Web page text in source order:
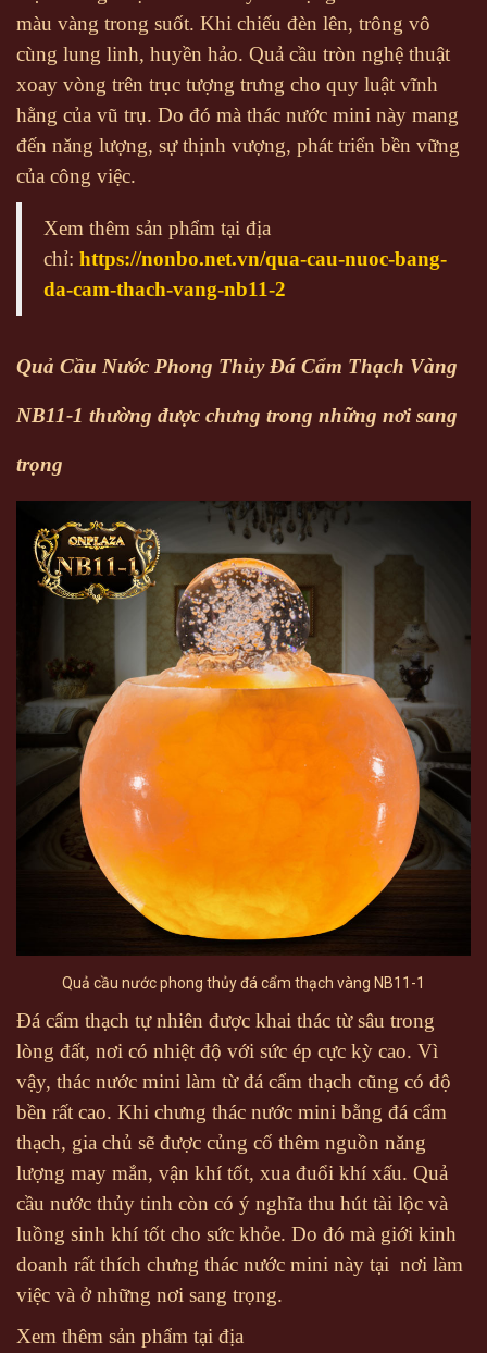
màu vàng trong suốt. Khi chiếu đèn lên, trông vô
cùng lung linh, huyền hảo. Quả cầu tròn nghệ thuật
xoay vòng trên trục tượng trưng cho quy luật vĩnh
hằng của vũ trụ. Do đó mà thác nước mini này mang
đến năng lượng, sự thịnh vượng, phát triển bền vững
của công việc.
Xem thêm sản phẩm tại địa
chỉ: https://nonbo.net.vn/qua-cau-nuoc-bang-
da-cam-thach-vang-nb11-2
Quả Cầu Nước Phong Thủy Đá Cẩm Thạch Vàng
NB11-1 thường được chưng trong những nơi sang
trọng
Quả cầu nước phong thủy đá cẩm thạch vàng NB11-1
Đá cẩm thạch tự nhiên được khai thác từ sâu trong
lòng đất, nơi có nhiệt độ với sức ép cực kỳ cao. Vì
vậy, thác nước mini làm từ đá cẩm thạch cũng có độ
bền rất cao. Khi chưng thác nước mini bằng đá cẩm
thạch, gia chủ sẽ được củng cố thêm nguồn năng
lượng may mắn, vận khí tốt, xua đuổi khí xấu. Quả
cầu nước thủy tinh còn có ý nghĩa thu hút tài lộc và
luồng sinh khí tốt cho sức khỏe. Do đó mà giới kinh
doanh rất thích chưng thác nước mini này tại nơi làm
việc và ở những nơi sang trọng.
Xem thêm sản phẩm tại địa